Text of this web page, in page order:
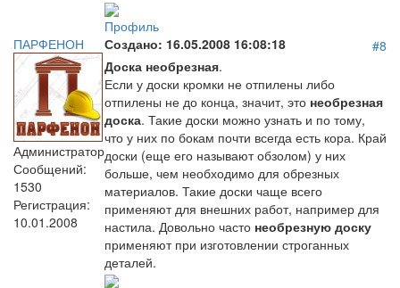
Профиль
ПАРФЕНОН
Администратор
Сообщений:
1530
Регистрация:
10.01.2008
Создано: 16.05.2008 16:08:18
#8
Доска необрезная.
Если у доски кромки не отпилены либо
отпилены не до конца, значит, это необрезная
доска. Такие доски можно узнать и по тому,
что у них по бокам почти всегда есть кора. Край
доски (еще его называют обзолом) у них
больше, чем необходимо для обрезных
материалов. Такие доски чаще всего
применяют для внешних работ, например для
настила. Довольно часто необрезную доску
применяют при изготовлении строганных
деталей.